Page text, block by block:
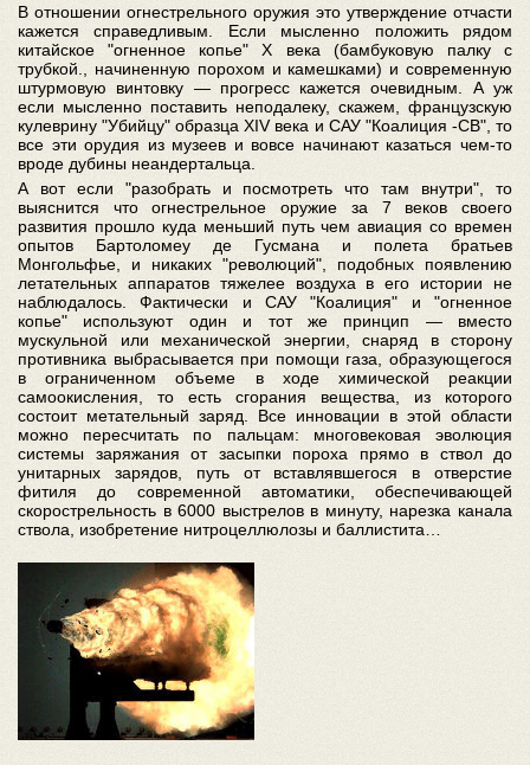
В отношении огнестрельного оружия это утверждение отчасти
кажется справедливым. Если мысленно положить рядом
китайское "огненное копье" X века (бамбуковую палку с
трубкой., начиненную порохом и камешками) и современную
штурмовую винтовку — прогресс кажется очевидным. А уж
если мысленно поставить неподалеку, скажем, французскую
кулеврину "Убийцу" образца XIV века и САУ "Коалиция -СВ", то
все эти орудия из музеев и вовсе начинают казаться чем-то
вроде дубины неандертальца.
А вот если "разобрать и посмотреть что там внутри", то
выяснится что огнестрельное оружие за 7 веков своего
развития прошло куда меньший путь чем авиация со времен
опытов Бартоломеу де Гусмана и полета братьев
Монгольфье, и никаких "революций", подобных появлению
летательных аппаратов тяжелее воздуха в его истории не
наблюдалось. Фактически и САУ "Коалиция" и "огненное
копье" используют один и тот же принцип — вместо
мускульной или механической энергии, снаряд в сторону
противника выбрасывается при помощи газа, образующегося
в ограниченном объеме в ходе химической реакции
самоокисления, то есть сгорания вещества, из которого
состоит метательный заряд. Все инновации в этой области
можно пересчитать по пальцам: многовековая эволюция
системы заряжания от засыпки пороха прямо в ствол до
унитарных зарядов, путь от вставлявшегося в отверстие
фитиля до современной автоматики, обеспечивающей
скорострельность в 6000 выстрелов в минуту, нарезка канала
ствола, изобретение нитроцеллюлозы и баллистита…